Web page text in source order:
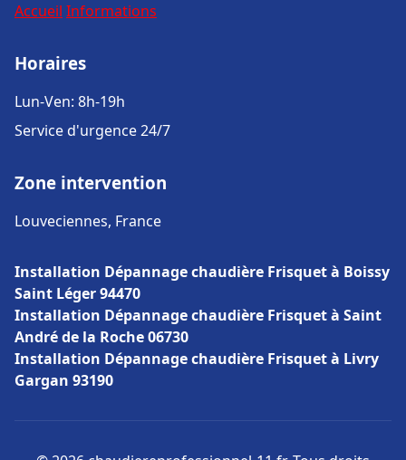
Accueil Informations
Horaires
Lun-Ven: 8h-19h
Service d'urgence 24/7
Zone intervention
Louveciennes, France
Installation Dépannage chaudière Frisquet à Boissy
Saint Léger 94470
Installation Dépannage chaudière Frisquet à Saint
André de la Roche 06730
Installation Dépannage chaudière Frisquet à Livry
Gargan 93190